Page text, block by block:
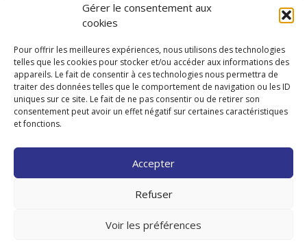
Gérer le consentement aux
cookies
Pour offrir les meilleures expériences, nous utilisons des technologies
telles que les cookies pour stocker et/ou accéder aux informations des
appareils. Le fait de consentir à ces technologies nous permettra de
traiter des données telles que le comportement de navigation ou les ID
uniques sur ce site. Le fait de ne pas consentir ou de retirer son
consentement peut avoir un effet négatif sur certaines caractéristiques
et fonctions.
Accepter
Refuser
Voir les préférences